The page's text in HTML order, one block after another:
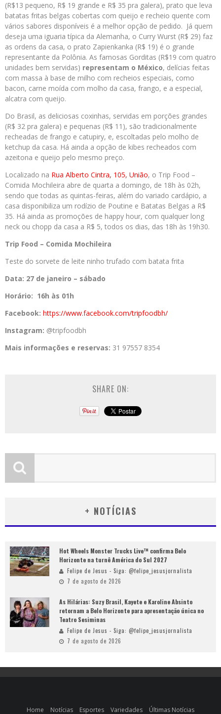
(R$13 pequeno, R$ 19 grande e R$ 35 pra galera), prato que leva
batatas fritas belgas cobertas com queijo e recheio quente com
vários sabores disponíveis é a melhor opção de pedido. Já quem
deseja uma iguaria típica da Alemanha, o Curry Wurst (R$ 29) faz
as ordens da casa, o prato Zapienkanka (R$ 19) é o grande
representante da Polônia. As famosas Gorditas (R$19 com quatro
unidades bem servidas) representam o México, delícias feitas
com massa à base de milho com recheios especiais, como
bacon, carne moída com molho da casa, frango, e a especial,
alcatra com queijo.
Do Brasil, as deliciosas coxinhas, servidas em porções grandes
(R$ 32 pra galera) e pequenas (R$ 11), são tradicionalmente
recheadas de frango e catupiry, e, escoltadas pelo molho de
ketchup da casa. Há ainda a opção de kibes recheados com
azeitona e queijo pelo mesmo preço.
Localizado na Rua Alberto Cintra, 105, União, o Trip Food –
Comida Mochileira abre de quarta a domingo, de 18h às 02h,
sendo que todas as quintas-feiras, além do variado cardápio, a
casa disponibiliza um rodízio de Poutine e Batatas Belgas a R$
35. Há ainda as promoções de happy hour, com qualquer long
neck ou chopp da casa a R$ 5, todos os dias, das 18h às 19h30.
Trip Food – Comida Mochileira
Teste do sorvete de leite ninho trufado com batata frita
Data: 27 de janeiro – sábado
Horário: 16h às 01h
Facebook: https://www.facebook.com/tripfoodbh/
Instagram: @tripfoodbh
Mais informações e reservas: 31 97557 8354
SHARE ON:
+ NOTÍCIAS
Hot Wheels Monster Trucks Live™ confirma Belo
Horizonte na turnê América do Sul 2027
Felipe de Jesus - Siga: @felipe_jesusjornalista
7 de agosto de 2026
As Hilárias: Suzy Brasil, Kayete e Karoline Absinto
retornam a Belo Horizonte para apresentação única no
Teatro Sesiminas
Felipe de Jesus - Siga: @felipe_jesusjornalista
7 de agosto de 2026
Home Notícias Esportes Variedades Últimas Notícias